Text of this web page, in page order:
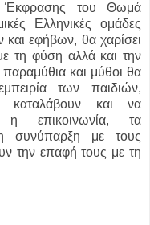
Έκφρασης του Θωμά
Ελληνικές ομάδες
και εφήβων, θα χαρίσει
τη φύση αλλά και την
και μύθοι θα
των παιδιών,
καταλάβουν και να
η επικοινωνία, τα
συνύπαρξη με τους
την επαφή τους με τη